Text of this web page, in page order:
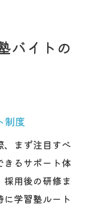
バイトの
制度
まず注目すべ
きるサポート体
用後の研修ま
学習塾ルート